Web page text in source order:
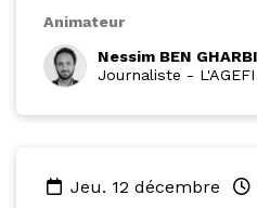
Animateur
Nessim BEN
Journaliste - L'AGEFI
jeu. 12 décembre